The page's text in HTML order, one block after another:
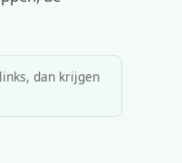
dan krijgen